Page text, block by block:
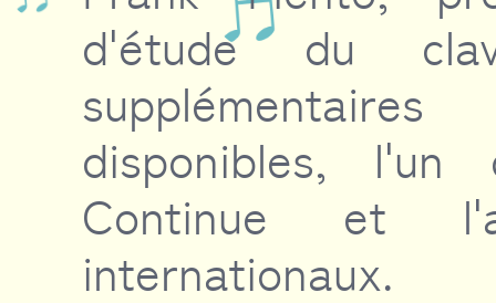
d'étude du
disponibles,
Continue et
internationaux.